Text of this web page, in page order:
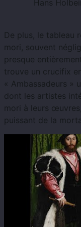
Hans
De plus, le tableau
mori, souvent
presque
trouve un crucifix
« Ambassadeurs »
dont les artistes
mori à leurs
puissant de la